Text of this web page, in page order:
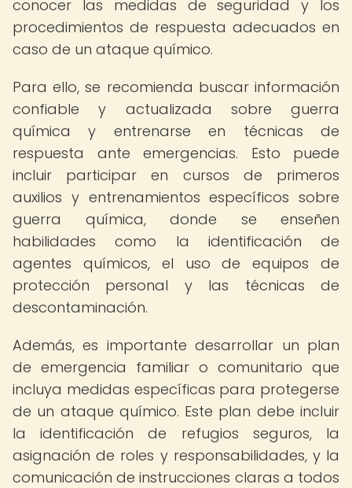
conocer las medidas de seguridad y los
procedimientos de respuesta adecuados en
caso de un ataque químico.
Para ello, se recomienda buscar información
confiable y actualizada sobre guerra
química y entrenarse en técnicas de
respuesta ante emergencias. Esto puede
incluir participar en cursos de primeros
auxilios y entrenamientos específicos sobre
guerra química, donde se enseñen
habilidades como la identificación de
agentes químicos, el uso de equipos de
protección personal y las técnicas de
descontaminación.
Además, es importante desarrollar un plan
de emergencia familiar o comunitario que
incluya medidas específicas para protegerse
de un ataque químico. Este plan debe incluir
la identificación de refugios seguros, la
asignación de roles y responsabilidades, y la
comunicación de instrucciones claras a todos